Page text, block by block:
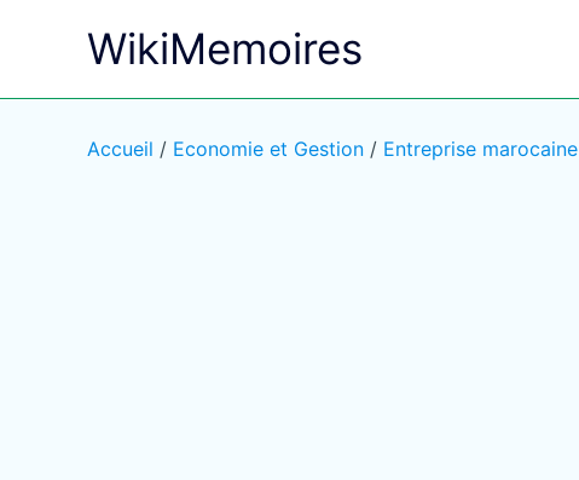
WikiMemoires
Accueil / Economie et Gestion / Entreprise marocaine